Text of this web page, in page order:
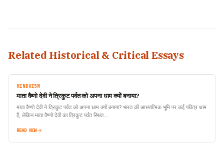
Related Historical & Critical Essays
HINDUISM
माता वैष्णो देवी ने त्रिकुट पर्वत को अपना धाम क्यों बनाया?
माता वैष्णो देवी ने त्रिकुट पर्वत को अपना धाम क्यों बनाया? भारत की आध्यात्मिक भूमि पर कई पवित्र धाम
हैं, लेकिन माता वैष्णो देवी का त्रिकुट पर्वत स्थित…
READ NOW